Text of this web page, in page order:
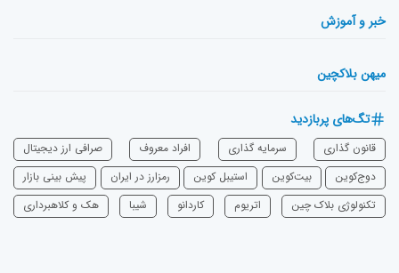
خبر و آموزش
میهن بلاکچین
تگ‌های پربازدید
قانون گذاری سرمایه‌ گذاری افراد معروف
صرافی ارز دیجیتال
دوج‌کوین
بیت‌کوین استیبل کوین رمزارز در ایران
پیش بینی بازار
تکنولوژی بلاک چین
اتریوم ‌کاردانو شیبا هک و کلاهبرداری